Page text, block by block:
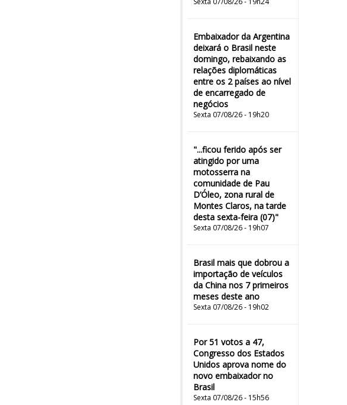
Embaixador da Argentina
deixará o Brasil neste
domingo, rebaixando as
relações diplomáticas
entre os 2 países ao nível
de encarregado de
negócios
Sexta 07/08/26 - 19h20
"...ficou ferido após ser
atingido por uma
motosserra na
comunidade de Pau
D’Óleo, zona rural de
Montes Claros, na tarde
desta sexta-feira (07)"
Sexta 07/08/26 - 19h07
Brasil mais que dobrou a
importação de veículos
da China nos 7 primeiros
meses deste ano
Sexta 07/08/26 - 19h02
Por 51 votos a 47,
Congresso dos Estados
Unidos aprova nome do
novo embaixador no
Brasil
Sexta 07/08/26 - 15h56